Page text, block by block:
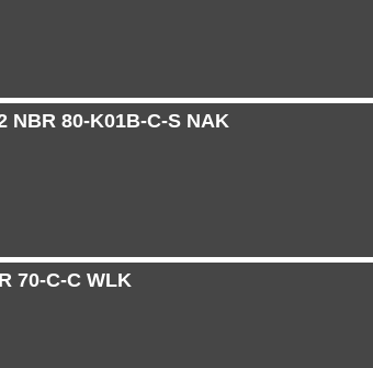
NBR 80-K01B-C-S NAK
70-C-C WLK